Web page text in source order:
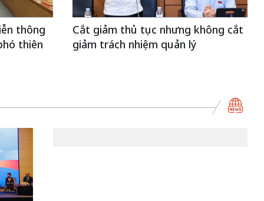
thông
thiên
Cắt giảm thủ tục nhưng không cắt
giảm trách nhiệm quản lý